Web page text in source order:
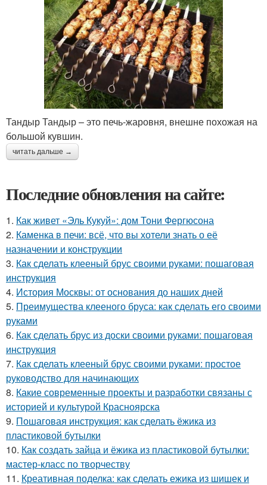
Тандыр Тандыр – это печь-жаровня, внешне похожая на
большой кувшин.
читать дальше →
Последние обновления на сайте:
1. Как живет «Эль Кукуй»: дом Тони Фергюсона
2. Каменка в печи: всё, что вы хотели знать о её
назначении и конструкции
3. Как сделать клееный брус своими руками: пошаговая
инструкция
4. История Москвы: от основания до наших дней
5. Преимущества клееного бруса: как сделать его своими
руками
6. Как сделать брус из доски своими руками: пошаговая
инструкция
7. Как сделать клееный брус своими руками: простое
руководство для начинающих
8. Какие современные проекты и разработки связаны с
историей и культурой Красноярска
9. Пошаговая инструкция: как сделать ёжика из
пластиковой бутылки
10. Как создать зайца и ёжика из пластиковой бутылки:
мастер-класс по творчеству
11. Креативная поделка: как сделать ежика из шишек и